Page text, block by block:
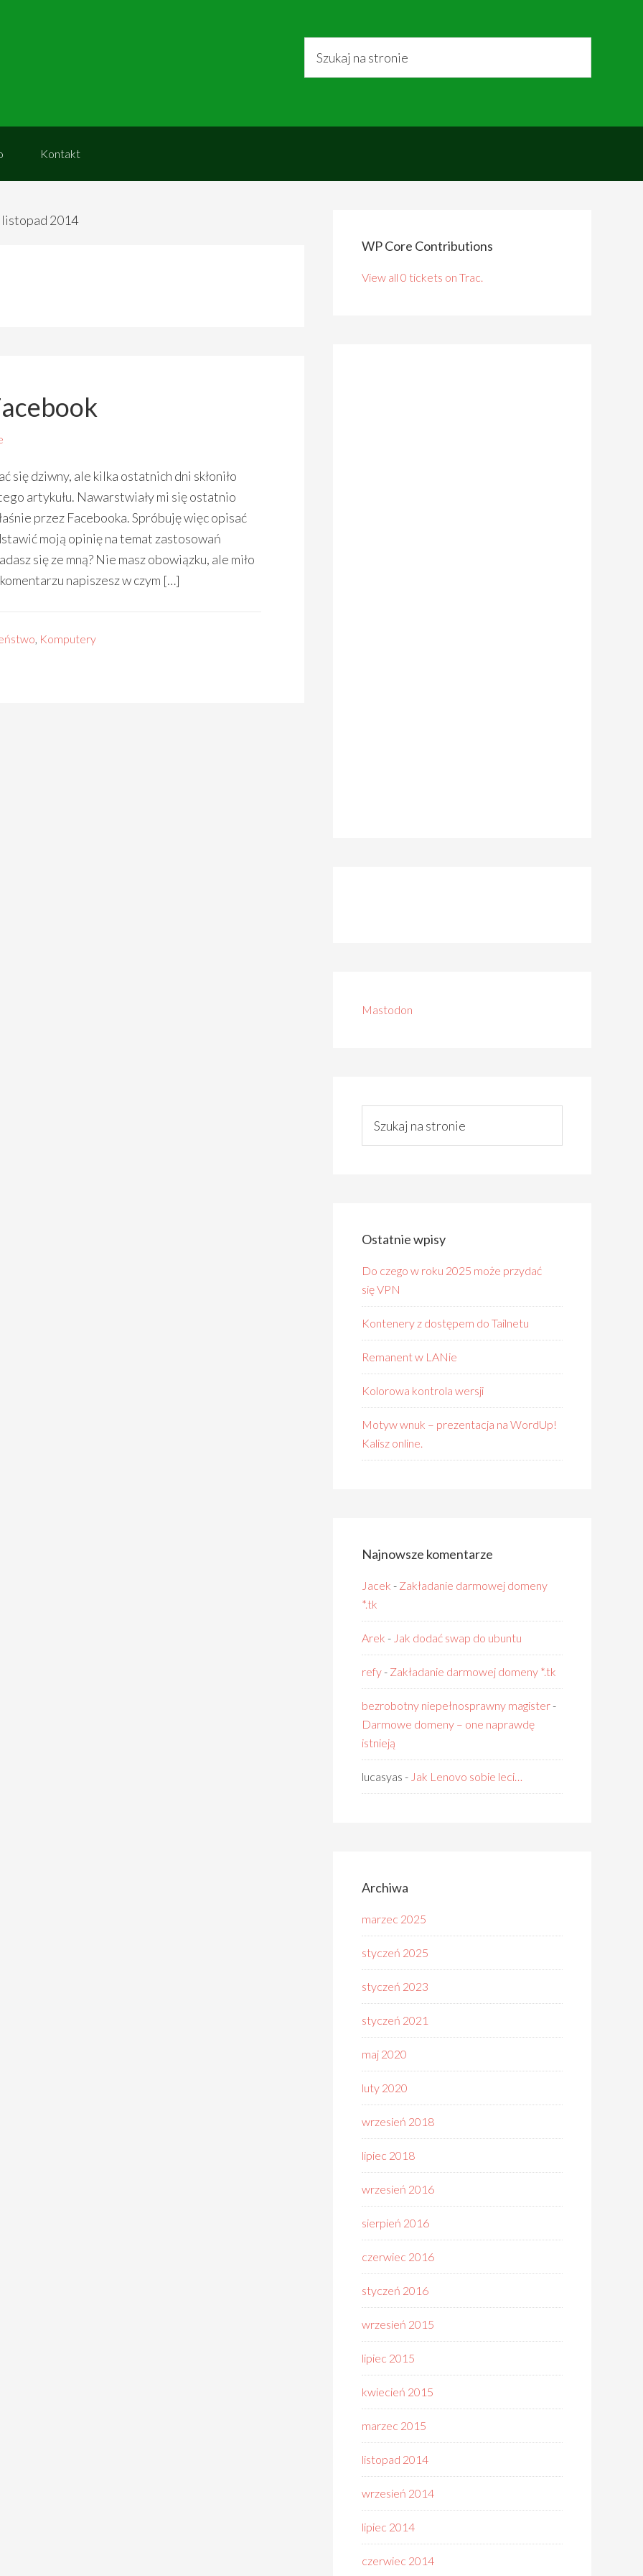
Kontakt
2014
się dziwny, ale kilka ostatnich dni skłoniło
artykułu. Nawarstwiały mi się ostatnio
przez Facebooka. Spróbuję więc opisać
moją opinię na temat zastosowań
się ze mną? Nie masz obowiązku, ale miło
napiszesz w czym […]
, Komputery
WP Core Contributions
View all 0 tickets on Trac.
Mastodon
Ostatnie wpisy
Do czego w roku 2025 może przydać
się VPN
Kontenery z dostępem do Tailnetu
Remanent w LANie
Kolorowa kontrola wersji
Motyw wnuk – prezentacja na WordUp!
Kalisz online.
Najnowsze komentarze
Jacek - Zakładanie darmowej domeny
*.tk
Arek - Jak dodać swap do ubuntu
refy- Zakładanie darmowej domeny *.tk
bezrobotny niepełnosprawny magister-
Darmowe domeny – one naprawdę
istnieją
lucasyas - Jak Lenovo sobie leci…
Archiwa
marzec 2025
styczeń 2025
styczeń 2023
styczeń 2021
maj 2020
luty 2020
wrzesień 2018
lipiec 2018
wrzesień 2016
sierpień 2016
czerwiec 2016
styczeń 2016
wrzesień 2015
lipiec 2015
kwiecień 2015
marzec 2015
listopad 2014
wrzesień 2014
lipiec 2014
czerwiec 2014